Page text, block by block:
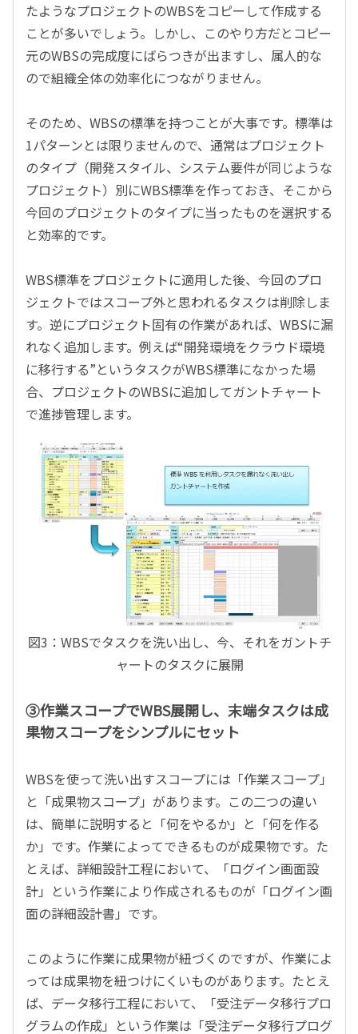
たようなプロジェクトのWBSをコピーして作成する
ことが多いでしょう。しかし、このやり方だとコピー
元のWBSの完成度にばらつきが出ますし、属人的な
ので組織全体の効率化につながりません。
そのため、WBSの標準を持つことが大事です。標準は
1パターンとは限りませんので、通常はプロジェクト
のタイプ（開発スタイル、システム要件が同じような
プロジェクト）別にWBS標準を作っておき、そこから
今回のプロジェクトのタイプに当ったものを選択する
と効率的です。
WBS標準をプロジェクトに適用した後、今回のプロ
ジェクトではスコープ外と思われるタスクは削除しま
す。逆にプロジェクト固有の作業があれば、WBSに漏
れなく追加します。例えば“開発環境をクラウド環境
に移行する”というタスクがWBS標準になかった場
合、プロジェクトのWBSに追加してガントチャート
で進捗管理します。
図3：WBSでタスクを洗い出し、今、それをガントチ
ャートのタスクに展開
③作業スコープでWBS展開し、末端タスクは成
果物スコープをシンプルにセット
WBSを使って洗い出すスコープには「作業スコープ」
と「成果物スコープ」があります。この二つの違い
は、簡単に説明すると「何をやるか」と「何を作る
か」です。作業によってできるものが成果物です。た
とえば、詳細設計工程において、「ログイン画面設
計」という作業により作成されるものが「ログイン画
面の詳細設計書」です。
このように作業に成果物が紐づくのですが、作業によ
っては成果物を紐つけにくいものがあります。たとえ
ば、データ移行工程において、「受注データ移行プロ
グラムの作成」という作業は「受注データ移行プログ